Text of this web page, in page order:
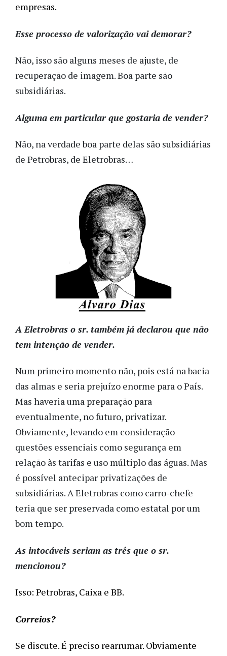
empresas.
Esse processo de valorização vai demorar?
Não, isso são alguns meses de ajuste, de
recuperação de imagem. Boa parte são
subsidiárias.
Alguma em particular que gostaria de vender?
Não, na verdade boa parte delas são subsidiárias
de Petrobras, de Eletrobras…
A Eletrobras o sr. também já declarou que não
tem intenção de vender.
Num primeiro momento não, pois está na bacia
das almas e seria prejuízo enorme para o País.
Mas haveria uma preparação para
eventualmente, no futuro, privatizar.
Obviamente, levando em consideração
questões essenciais como segurança em
relação às tarifas e uso múltiplo das águas. Mas
é possível antecipar privatizações de
subsidiárias. A Eletrobras como carro-chefe
teria que ser preservada como estatal por um
bom tempo.
As intocáveis seriam as três que o sr.
mencionou?
Isso: Petrobras, Caixa e BB.
Correios?
Se discute. É preciso rearrumar. Obviamente